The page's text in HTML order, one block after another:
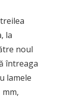
la
noul
întreaga
lamele